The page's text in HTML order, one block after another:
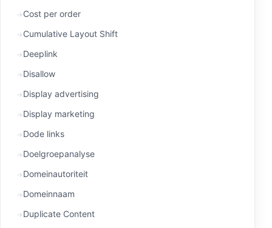
Cost per order
Cumulative Layout Shift
Deeplink
Disallow
Display advertising
Display marketing
Dode links
Doelgroepanalyse
Domeinautoriteit
Domeinnaam
Duplicate Content